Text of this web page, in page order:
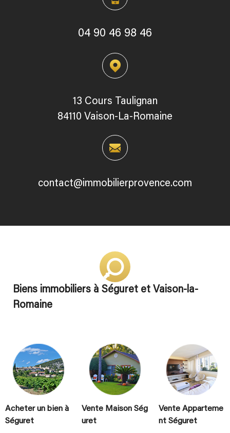
04 90 46 98 46
13 Cours Taulignan
84110 Vaison-La-Romaine
contact@immobilierprovence.com
Biens immobiliers à Séguret et Vaison-la-
Romaine
Acheter un bien à
Séguret
Vente Maison Ség
uret
Vente Apparteme
nt Séguret